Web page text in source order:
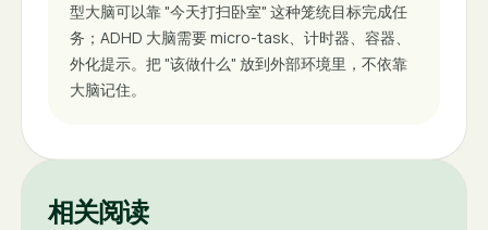
型大脑可以靠 "今天打扫卧室" 这种笼统目标完成任
务；ADHD 大脑需要 micro-task、计时器、容器、
外化提示。把 "该做什么" 放到外部环境里，不依靠
大脑记住。
相关阅读